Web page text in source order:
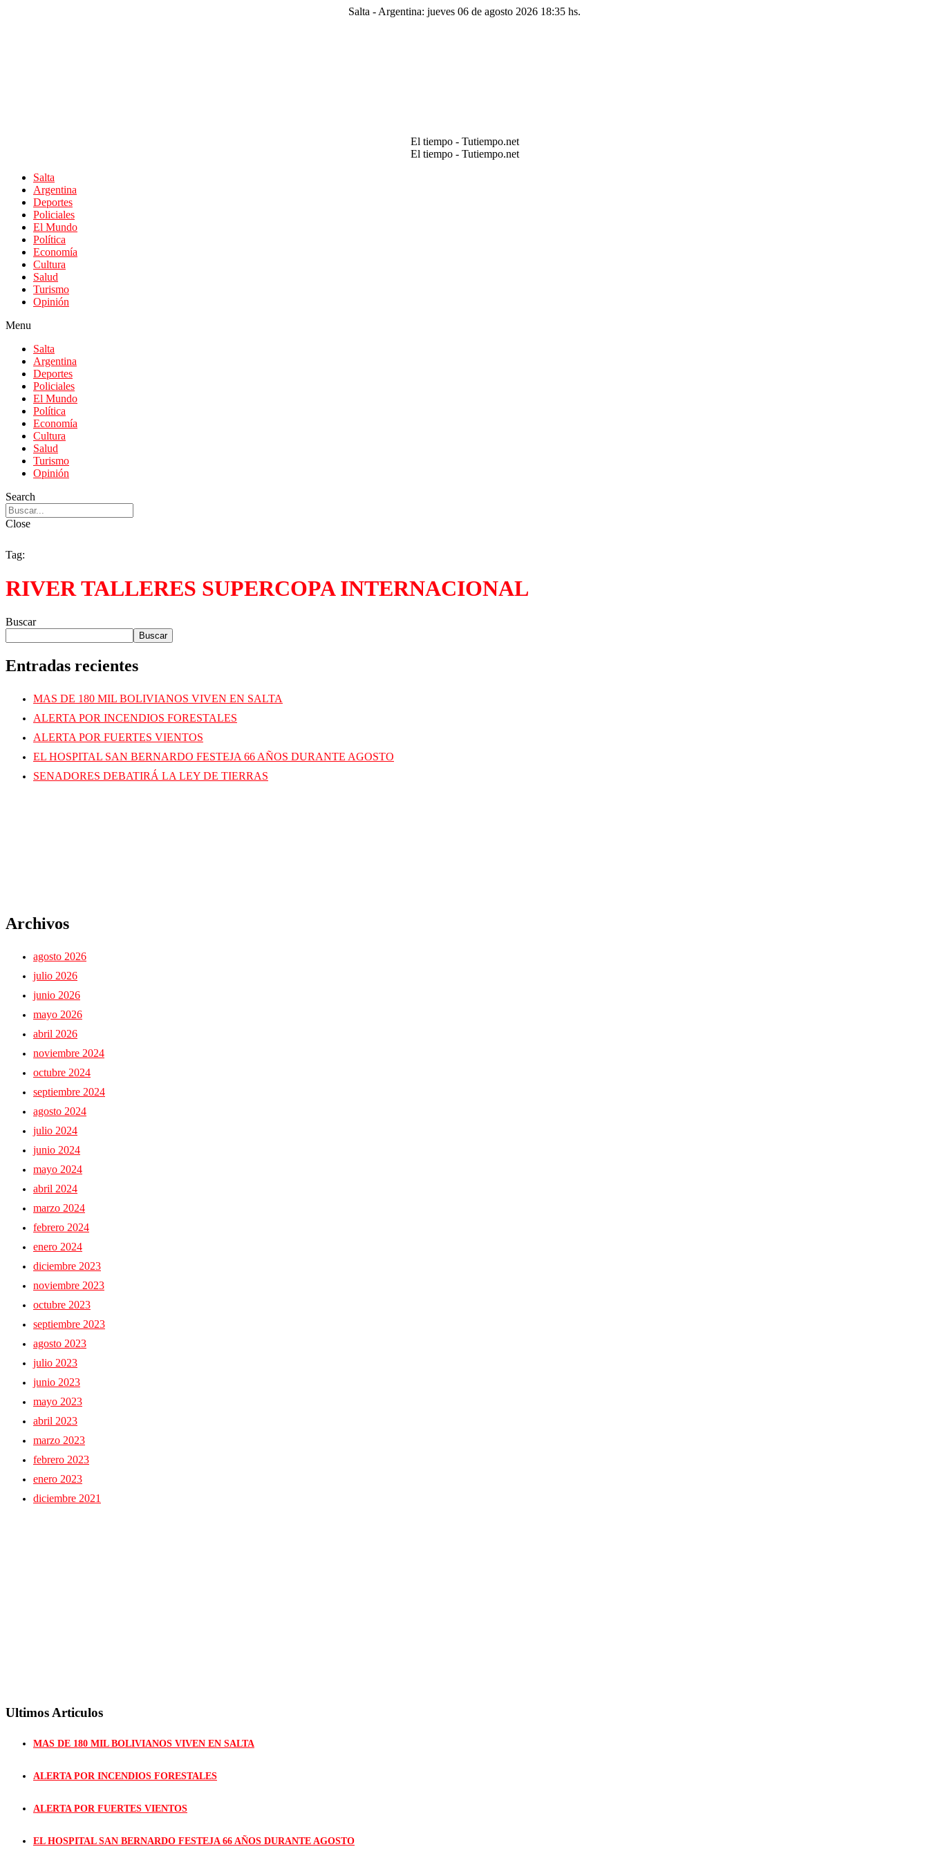
Salta - Argentina: jueves 06 de agosto 2026 18:35 hs.
El tiempo - Tutiempo.net
El tiempo - Tutiempo.net
Salta
Argentina
Deportes
Policiales
El Mundo
Política
Economía
Cultura
Salud
Turismo
Opinión
Menu
Salta
Argentina
Deportes
Policiales
El Mundo
Política
Economía
Cultura
Salud
Turismo
Opinión
Search
Close
Tag:
RIVER TALLERES SUPERCOPA INTERNACIONAL
Buscar
Buscar
Entradas recientes
MAS DE 180 MIL BOLIVIANOS VIVEN EN SALTA
ALERTA POR INCENDIOS FORESTALES
ALERTA POR FUERTES VIENTOS
EL HOSPITAL SAN BERNARDO FESTEJA 66 AÑOS DURANTE AGOSTO
SENADORES DEBATIRÁ LA LEY DE TIERRAS
Archivos
agosto 2026
julio 2026
junio 2026
mayo 2026
abril 2026
noviembre 2024
octubre 2024
septiembre 2024
agosto 2024
julio 2024
junio 2024
mayo 2024
abril 2024
marzo 2024
febrero 2024
enero 2024
diciembre 2023
noviembre 2023
octubre 2023
septiembre 2023
agosto 2023
julio 2023
junio 2023
mayo 2023
abril 2023
marzo 2023
febrero 2023
enero 2023
diciembre 2021
Ultimos Articulos
MAS DE 180 MIL BOLIVIANOS VIVEN EN SALTA
ALERTA POR INCENDIOS FORESTALES
ALERTA POR FUERTES VIENTOS
EL HOSPITAL SAN BERNARDO FESTEJA 66 AÑOS DURANTE AGOSTO